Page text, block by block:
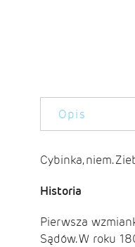
Opis
Cybinka, niem.
Historia
Pierwsza
Sądów. W roku